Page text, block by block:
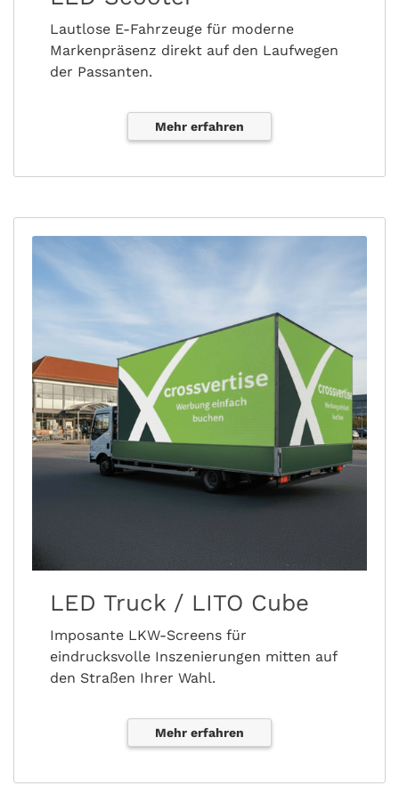
Lautlose E-Fahrzeuge für moderne
Markenpräsenz direkt auf den Laufwegen
der Passanten.
Mehr erfahren
LED Truck / LITO Cube
Imposante LKW-Screens für
eindrucksvolle Inszenierungen mitten auf
den Straßen Ihrer Wahl.
Mehr erfahren